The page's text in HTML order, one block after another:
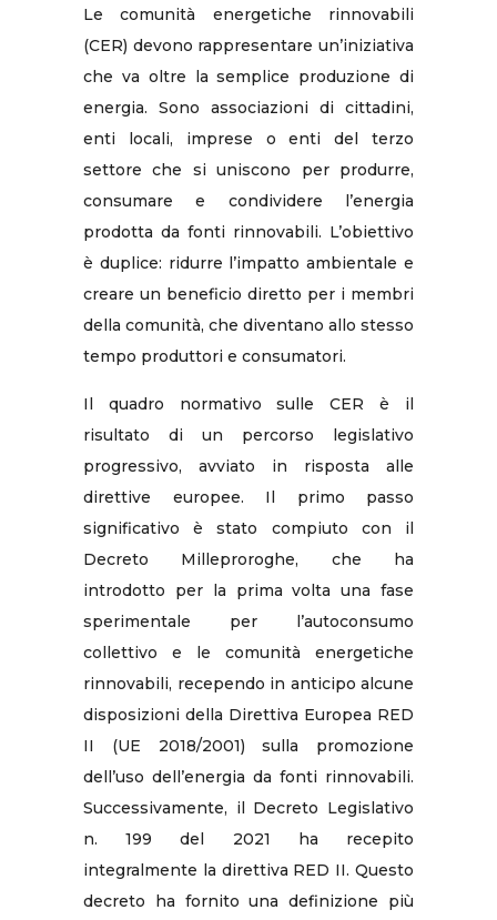
Le comunità energetiche rinnovabili
(CER) devono rappresentare un’iniziativa
che va oltre la semplice produzione di
energia. Sono associazioni di cittadini,
enti locali, imprese o enti del terzo
settore che si uniscono per produrre,
consumare e condividere l’energia
prodotta da fonti rinnovabili. L’obiettivo
è duplice: ridurre l’impatto ambientale e
creare un beneficio diretto per i membri
della comunità, che diventano allo stesso
tempo produttori e consumatori.
Il quadro normativo sulle CER è il
risultato di un percorso legislativo
progressivo, avviato in risposta alle
direttive europee. Il primo passo
significativo è stato compiuto con il
Decreto Milleproroghe, che ha
introdotto per la prima volta una fase
sperimentale per l’autoconsumo
collettivo e le comunità energetiche
rinnovabili, recependo in anticipo alcune
disposizioni della Direttiva Europea RED
II (UE 2018/2001) sulla promozione
dell’uso dell’energia da fonti rinnovabili.
Successivamente, il Decreto Legislativo
n. 199 del 2021 ha recepito
integralmente la direttiva RED II. Questo
decreto ha fornito una definizione più